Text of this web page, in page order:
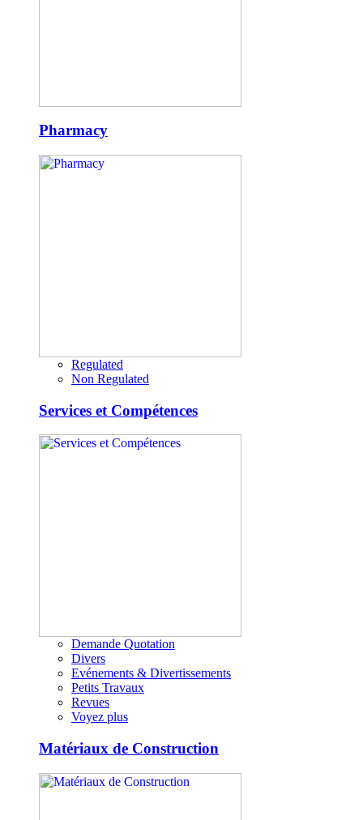
Pharmacy
Regulated
Non Regulated
Services et Compétences
Demande Quotation
Divers
Evénements & Divertissements
Petits Travaux
Revues
Voyez plus
Matériaux de Construction